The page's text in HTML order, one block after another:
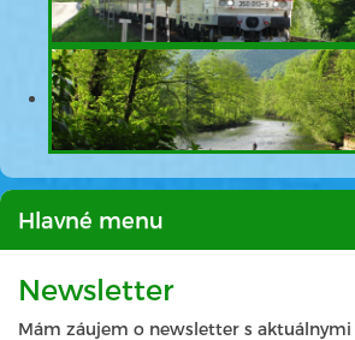
Hlavné menu
Newsletter
Mám záujem o newsletter s